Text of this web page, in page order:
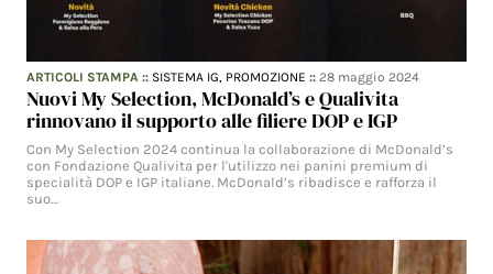
ARTICOLI STAMPA :: SISTEMA IG, PROMOZIONE ::28 maggio 2024
Nuovi My Selection, McDonald’s e Qualivita
rinnovano il supporto alle filiere DOP e IGP
Con My Selection 2024 continua la collaborazione di McDonald’s
con Fondazione Qualivita per l'utilizzo nei panini premium di
specialità DOP e IGP italiane. McDonald’s ribadisce e rafforza il
suo…